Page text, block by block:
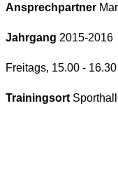
Ansprechpartner
Jahrgang 2015-2016
Freitags, 15.00 -
Trainingsort